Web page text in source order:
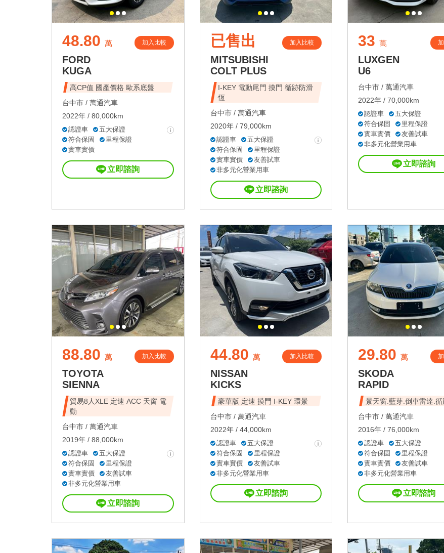
48.80 萬 加入比較
FORD
KUGA
高CP值 國產價格 歐系底盤
台中市 / 萬通汽車
2022年 / 80,000km
認證車
五大保證
符合保固
里程保證
實車實價
立即諮詢
已售出 加入比較
MITSUBISHI
COLT PLUS
I-KEY 電動尾門 摸門 循跡防滑
恆
台中市 / 萬通汽車
2020年 / 79,000km
認證車
五大保證
符合保固
里程保證
實車實價
友善試車
非多元化營業用車
立即諮詢
33 萬
LUXGEN
U6
台中市 / 萬通汽車
2022年 / 70,000km
認證車
五大保證
符合保固
里程保證
實車實價
友善試車
非多元化營業用車
立即諮詢
88.80 萬 加入比較
TOYOTA
SIENNA
貿易8人XLE 定速 ACC 天窗 電
動
台中市 / 萬通汽車
2019年 / 88,000km
認證車
五大保證
符合保固
里程保證
實車實價
友善試車
非多元化營業用車
立即諮詢
44.80 萬 加入比較
NISSAN
KICKS
豪華版 定速 摸門 I-KEY 環景
台中市 / 萬通汽車
2022年 / 44,000km
認證車
五大保證
符合保固
里程保證
實車實價
友善試車
非多元化營業用車
立即諮詢
29.80 萬
SKODA
RAPID
景天窗.藍芽.倒車雷達.
台中市 / 萬通汽車
2016年 / 76,000km
認證車
五大保證
符合保固
里程保證
實車實價
友善試車
非多元化營業用車
立即諮詢